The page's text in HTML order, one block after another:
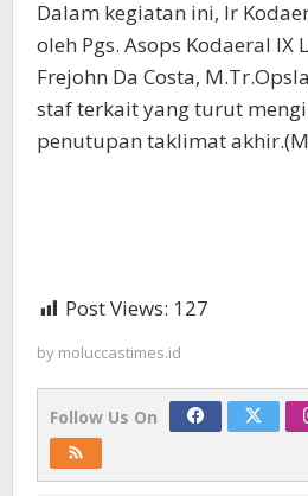
Dalam kegiatan ini, Ir
oleh Pgs. Asops Kodaeral IX
Frejohn Da Costa,
staf terkait yang turut
penutupan taklimat
Post Views: 127
by moluccastimes.id
Follow Us On